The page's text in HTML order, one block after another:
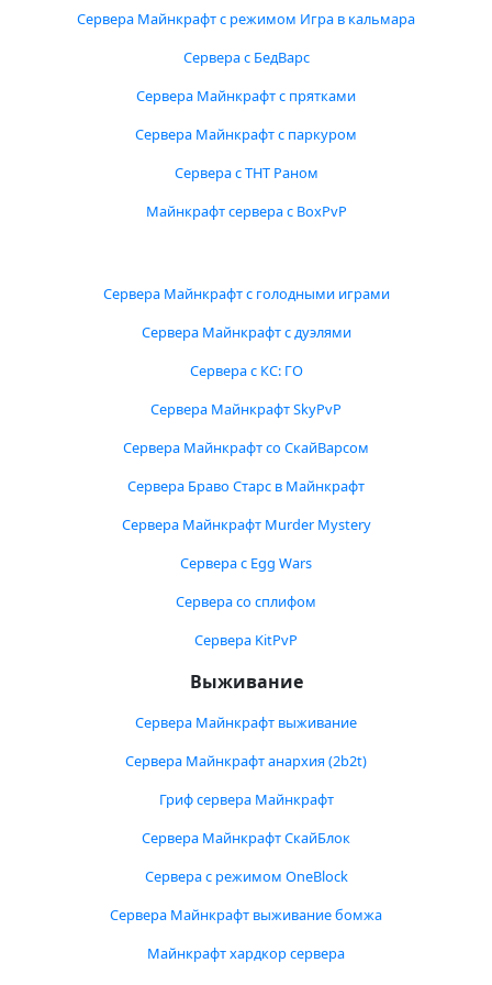
Сервера Майнкрафт с режимом Игра в кальмара
Сервера с БедВарс
Сервера Майнкрафт с прятками
Сервера Майнкрафт с паркуром
Сервера с ТНТ Раном
Майнкрафт сервера с BoxPvP
Сервера Майнкрафт с голодными играми
Сервера Майнкрафт с дуэлями
Сервера с КС: ГО
Сервера Майнкрафт SkyPvP
Сервера Майнкрафт со СкайВарсом
Сервера Браво Старс в Майнкрафт
Сервера Майнкрафт Murder Mystery
Сервера с Egg Wars
Сервера со сплифом
Сервера KitPvP
Выживание
Сервера Майнкрафт выживание
Сервера Майнкрафт анархия (2b2t)
Гриф сервера Майнкрафт
Сервера Майнкрафт СкайБлок
Сервера с режимом OneBlock
Сервера Майнкрафт выживание бомжа
Майнкрафт хардкор сервера